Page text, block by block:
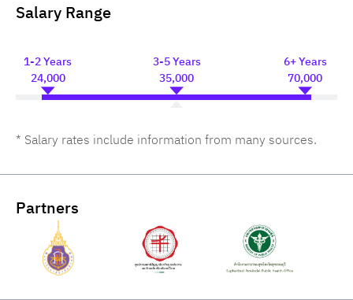
Salary Range
1-2 Years
24,000
3-5 Years
35,000
6+ Years
70,000
* Salary rates include information from many sources.
Partners